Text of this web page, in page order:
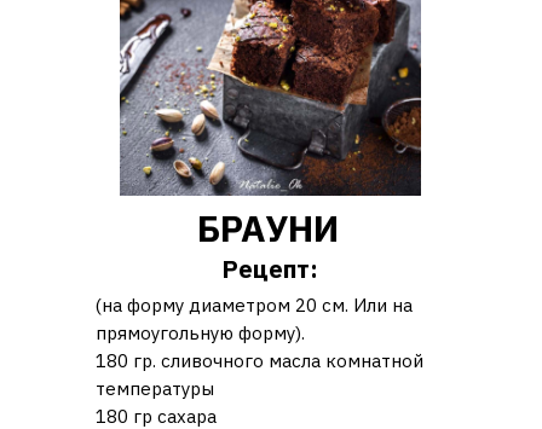
БРАУНИ
Рецепт:
(на форму диаметром 20 см. Или на
прямоугольную форму).
180 гр. сливочного масла комнатной
температуры
180 гр сахара